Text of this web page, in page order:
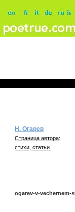
Н. Огарев
Страница автора:
стихи, статьи.
ogarev-v-vechernem-